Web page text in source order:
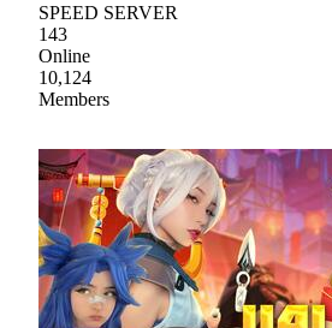
SPEED SERVER
143
Online
10,124
Members